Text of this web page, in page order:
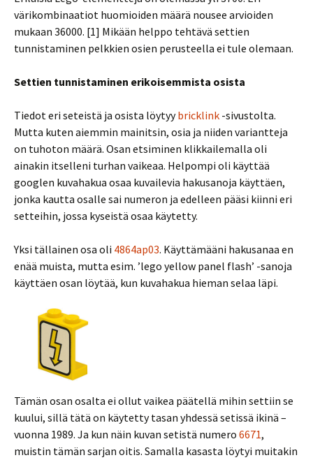
värikombinaatiot huomioiden määrä nousee arvioiden
mukaan 36000. [1] Mikään helppo tehtävä settien
tunnistaminen pelkkien osien perusteella ei tule olemaan.
Settien tunnistaminen erikoisemmista osista
Tiedot eri seteistä ja osista löytyybricklink -sivustolta.
Mutta kuten aiemmin mainitsin, osia ja niiden variantteja
on tuhoton määrä. Osan etsiminen klikkailemalla oli
ainakin itselleni turhan vaikeaa. Helpompi oli käyttää
googlen kuvahakua osaa kuvailevia hakusanoja käyttäen,
jonka kautta osalle sai numeron ja edelleen pääsi kiinni eri
setteihin, jossa kyseistä osaa käytetty.
Yksi tällainen osa oli 4864ap03. Käyttämääni hakusanaa en
enää muista, mutta esim. ’lego yellow panel flash’ -sanoja
käyttäen osan löytää, kun kuvahakua hieman selaa läpi.
Tämän osan osalta ei ollut vaikea päätellä mihin settiin se
kuului, sillä tätä on käytetty tasan yhdessä setissä ikinä –
vuonna 1989. Ja kun näin kuvan setistä numero 6671,
muistin tämän sarjan oitis. Samalla kasasta löytyi muitakin